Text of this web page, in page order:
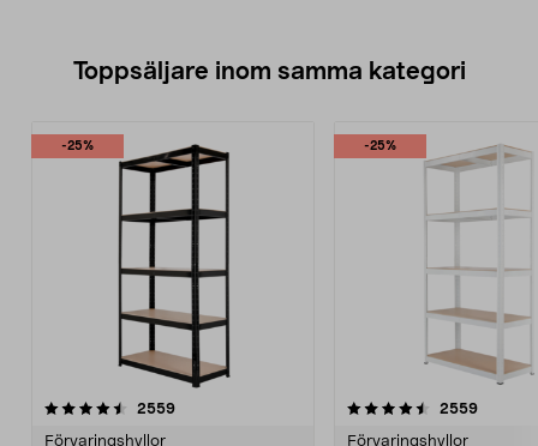
Toppsäljare inom samma kategori
-25%
2559recensioner
Förvaringshyllor
-25%
4.5 av 5 stjärnor 2559
Förvaringshyllor
4.5 av 5 stjärnor